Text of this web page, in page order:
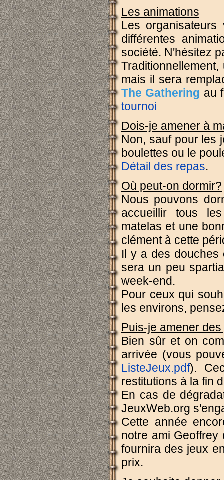
Les animations
Les
différentes
société. N'hésitez
mais il sera
The Gathering au
tournoi
Dois-je amener à
Non, sauf pour les
boulettes ou le
Détail des repas.
Où peut-on dormir?
Nous pouvons
accueillir tous
matelas et une
clément à cette
Il y a des douches
sera un peu
week-end.
Pour ceux qui
les environs,
Puis-je amener
Bien sûr et on
arrivée (vous
ListeJeux.pdf).
restitutions à la fin
En cas de
JeuxWeb.org
Cette année
notre ami
fournira des jeux
prix.